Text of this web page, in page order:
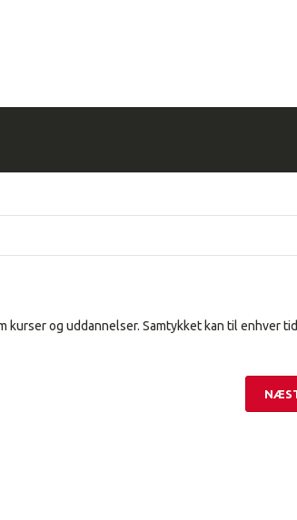
kurser og uddannelser. Samtykket kan til enhver tid